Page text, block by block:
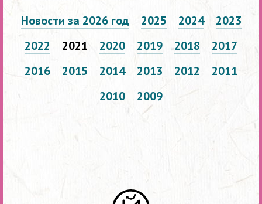
Новости за 2026 год 2025 2024
2023
2022
2021 2020 2019 2018
2017
2016
2015 2014 2013 2012
2011
2010
2009